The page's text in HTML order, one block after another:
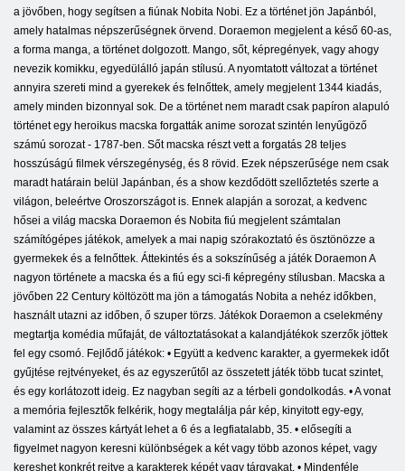
a jövőben, hogy segítsen a fiúnak Nobita Nobi. Ez a történet jön Japánból,
amely hatalmas népszerűségnek örvend. Doraemon megjelent a késő 60-as,
a forma manga, a történet dolgozott. Mango, sőt, képregények, vagy ahogy
nevezik komikku, egyedülálló japán stílusú. A nyomtatott változat a történet
annyira szereti mind a gyerekek és felnőttek, amely megjelent 1344 kiadás,
amely minden bizonnyal sok. De a történet nem maradt csak papíron alapuló
történet egy heroikus macska forgatták anime sorozat szintén lenyűgöző
számú sorozat - 1787-ben. Sőt macska részt vett a forgatás 28 teljes
hosszúságú filmek vérszegénység, és 8 rövid. Ezek népszerűsége nem csak
maradt határain belül Japánban, és a show kezdődött szellőztetés szerte a
világon, beleértve Oroszországot is. Ennek alapján a sorozat, a kedvenc
hősei a világ macska Doraemon és Nobita fiú megjelent számtalan
számítógépes játékok, amelyek a mai napig szórakoztató és ösztönözze a
gyermekek és a felnőttek. Áttekintés és a sokszínűség a játék Doraemon A
nagyon története a macska és a fiú egy sci-fi képregény stílusban. Macska a
jövőben 22 Century költözött ma jön a támogatás Nobita a nehéz időkben,
használt utazni az időben, ő szuper törzs. Játékok Doraemon a cselekmény
megtartja komédia műfaját, de változtatásokat a kalandjátékok szerzők jöttek
fel egy csomó. Fejlődő játékok: • Együtt a kedvenc karakter, a gyermekek időt
gyűjtése rejtvényeket, és az egyszerűtől az összetett játék több tucat szintet,
és egy korlátozott ideig. Ez nagyban segíti az a térbeli gondolkodás. • A vonat
a memória fejlesztők felkérik, hogy megtalálja pár kép, kinyitott egy-egy,
valamint az összes kártyát lehet a 6 és a legfiatalabb, 35. • elősegíti a
figyelmet nagyon keresni különbségek a két vagy több azonos képet, vagy
kereshet konkrét rejtve a karakterek képét vagy tárgyakat. • Mindenféle